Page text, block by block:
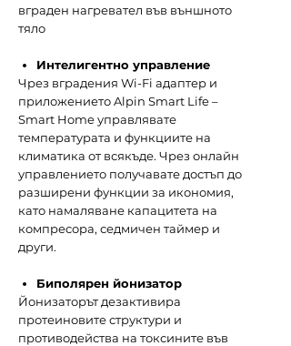
вграден нагревател във външното
тяло
Интелигентно управление
Чрез вградения Wi-Fi адаптер и
приложението Alpin Smart Life –
Smart Home управлявате
температурата и функциите на
климатика от всякъде. Чрез онлайн
управлението получавате достъп до
разширени функции за икономия,
като намаляване капацитета на
компресора, седмичен таймер и
други.​
Биполярен йонизатор
Йонизаторът дезактивира
протеиновите структури и
противодейства на токсините във